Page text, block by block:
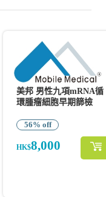
美邦 男性九項mRNA循
環腫瘤細胞早期篩檢
56% off
HK$8,000